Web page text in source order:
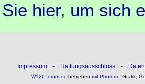
hier, um sich
Impressum - Haftungsausschluss -
W126-forum.de betrieben mitPhorum- Grafik,